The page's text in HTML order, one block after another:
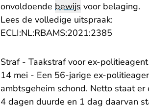
onvoldoende bewijs voor belaging.
Lees de volledige uitspraak:
ECLI:NL:RBAMS:2021:2385
​Straf - Taakstraf voor ex-
14 mei - Een 56-jarige ex-
ambtsgeheim schond. Netto staat
4 dagen duurde en 1 dag daarvan